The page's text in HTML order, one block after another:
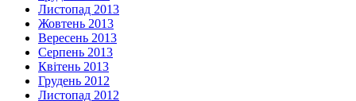
Листопад 2013
Жовтень 2013
Вересень 2013
Серпень 2013
Квітень 2013
Грудень 2012
Листопад 2012